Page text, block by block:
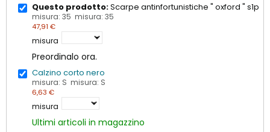
Questo prodotto:Scarpe antinfortunistiche " oxford " s1p
misura: 35 misura: 35
47,91 €
misura
Preordinalo ora.
Calzino corto nero
misura: S misura: S
6,63 €
misura
Ultimi articoli in magazzino